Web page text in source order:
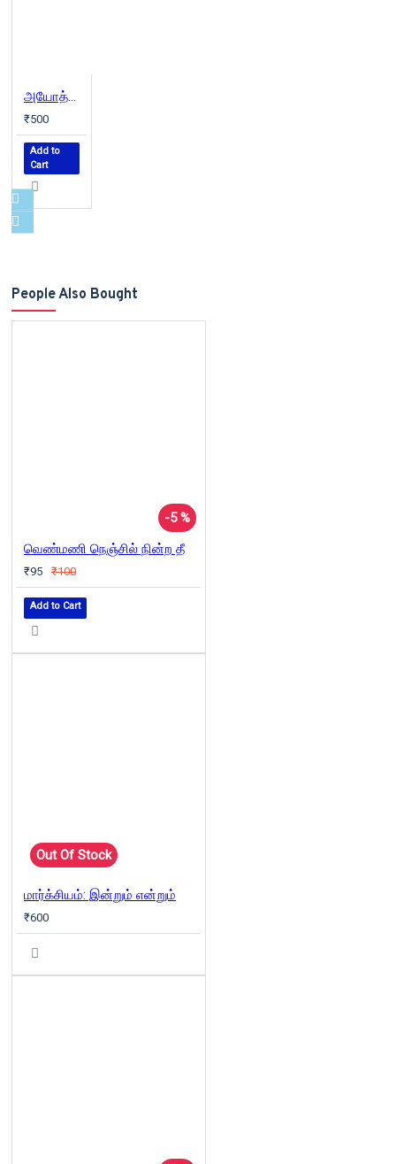
அயோத்திதாசர் - பார்ப்பனர் முதல் பறையர் வரை
₹500
Add to
Cart
People Also Bought
-5 %
வெண்மணி நெஞ்சில் நின்ற தீ
₹95 ₹100
Add to Cart
Out Of Stock
மார்க்சியம்: இன்றும் என்றும்
₹600